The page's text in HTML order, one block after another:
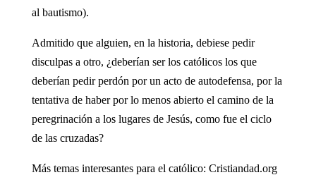
al bautismo).
Admitido que alguien, en la historia, debiese pedir
disculpas a otro, ¿deberían ser los católicos los que
deberían pedir perdón por un acto de autodefensa, por la
tentativa de haber por lo menos abierto el camino de la
peregrinación a los lugares de Jesús, como fue el ciclo
de las cruzadas?
Más temas interesantes para el católico: Cristiandad.org